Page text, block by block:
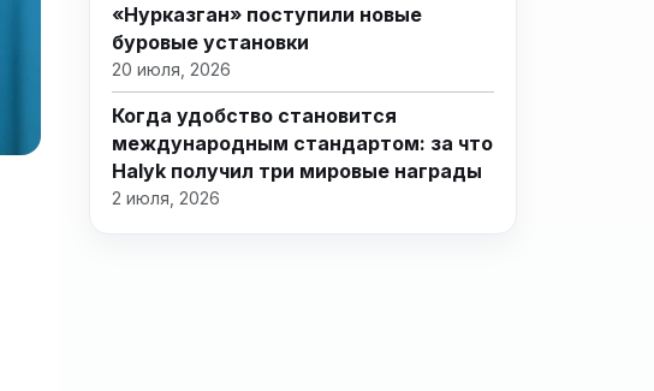
«Нурказган» поступили новые
буровые установки
20 июля, 2026
Когда удобство становится
международным стандартом: за что
Halyk получил три мировые награды
2 июля, 2026